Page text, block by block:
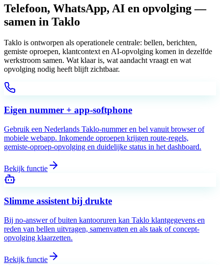
Telefoon, WhatsApp, AI en opvolging —
samen in Taklo
Taklo is ontworpen als operationele centrale: bellen, berichten,
gemiste oproepen, klantcontext en AI-opvolging komen in dezelfde
werkstroom samen. Wat klaar is, wat aandacht vraagt en wat
opvolging nodig heeft blijft zichtbaar.
Eigen nummer + app-softphone
Gebruik een Nederlands Taklo-nummer en bel vanuit browser of
mobiele webapp. Inkomende oproepen krijgen route-regels,
gemiste-oproep-opvolging en duidelijke status in het dashboard.
Bekijk functie
Slimme assistent bij drukte
Bij no-answer of buiten kantooruren kan Taklo klantgegevens en
reden van bellen uitvragen, samenvatten en als taak of concept-
opvolging klaarzetten.
Bekijk functie